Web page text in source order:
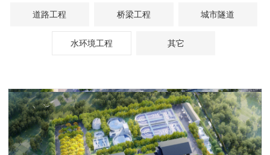
道路工程 桥梁工程 城市隧道
水环境工程 其它